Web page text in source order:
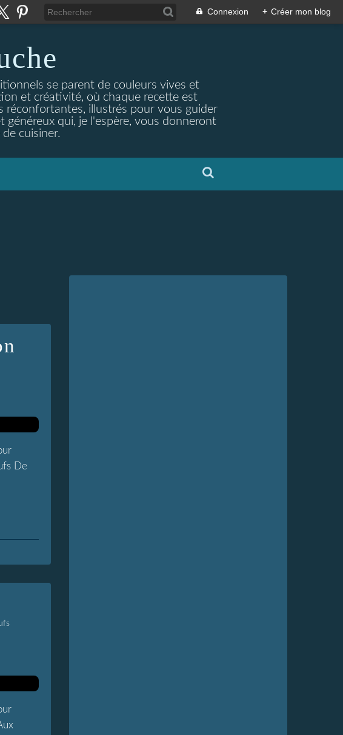
Connexion + Créer mon blog
se parent de couleurs vives et
et créativité, où chaque recette est
réconfortantes, illustrés pour vous guider
qui, je l'espère, vous donneront
cuisiner.
De